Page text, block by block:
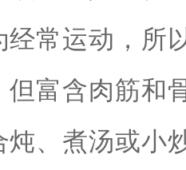
经常运动，所
但富含肉筋和
炖、煮汤或小